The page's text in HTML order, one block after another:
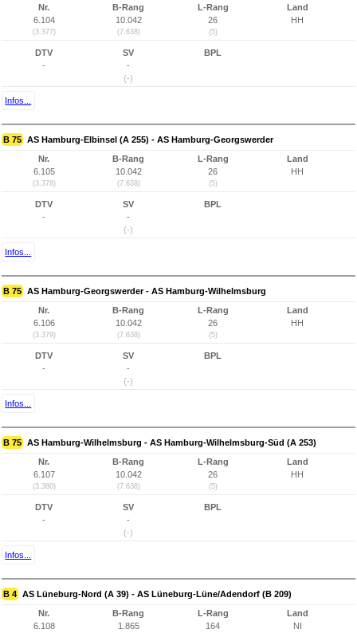
Nr.
6.104
(3.377)
B-Rang
10.042
(7.638)
L-Rang
26
(5)
Land
HH
DTV
-
SV
-
(-)
BPL
Infos...
B 75 AS Hamburg-Elbinsel (A 255) - AS Hamburg-Georgswerder
Nr.
6.105
(3.378)
B-Rang
10.042
(7.638)
L-Rang
26
(5)
Land
HH
DTV
-
SV
-
(-)
BPL
Infos...
B 75 AS Hamburg-Georgswerder - AS Hamburg-Wilhelmsburg
Nr.
6.106
(3.379)
B-Rang
10.042
(7.638)
L-Rang
26
(5)
Land
HH
DTV
-
SV
-
(-)
BPL
Infos...
B 75 AS Hamburg-Wilhelmsburg - AS Hamburg-Wilhelmsburg-Süd (A 253)
Nr.
6.107
(3.380)
B-Rang
10.042
(7.638)
L-Rang
26
(5)
Land
HH
DTV
-
SV
-
(-)
BPL
Infos...
B 4 AS Lüneburg-Nord (A 39) - AS Lüneburg-Lüne/Adendorf (B 209)
Nr.
6.108
B-Rang
1.865
L-Rang
164
Land
NI